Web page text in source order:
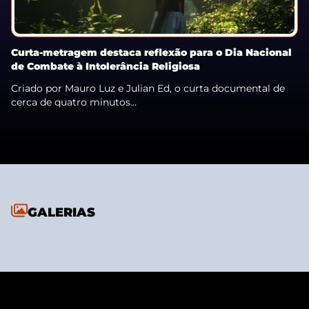
Curta-metragem destaca reflexão para o Dia Nacional
de Combate à Intolerância Religiosa
Criado por Mauro Luz e Julian Ed, o curta documental de
cerca de quatro minutos...
GALERIAS